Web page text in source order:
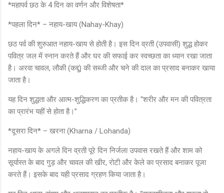
*महापर्व छठ के 4 दिन का वर्णन और विशेषता*
*पहला दिन* – नहाय-खाय (Nahay-Khay)
छठ पर्व की शुरुआत नहाय-खाय से होती है। इस दिन व्रती (उपवासी) शुद्ध होकर
पवित्र जल में स्नान करते हैं और घर की सफाई कर स्वच्छता का ध्यान रखा जाता
है। अरवा चावल, लौकी (कद्दू) की सब्जी और चने की दाल का प्रसाद बनाकर खाया
जाता है।
यह दिन शुद्धता और आत्म-शुद्धिकरण का प्रतीक है। “शरीर और मन की पवित्रता
का प्रारंभ यहीं से होता है।”
*दूसरा दिन* – खरना (Kharna / Lohanda)
नहाय-खाय के अगले दिन व्रती पूरे दिन निर्जला उपवास रखते हैं और शाम को
सूर्यास्त के बाद गुड़ और चावल की खीर, रोटी और केले का प्रसाद बनाकर पूजा
करते हैं। इसके बाद यही प्रसाद ग्रहण किया जाता है।